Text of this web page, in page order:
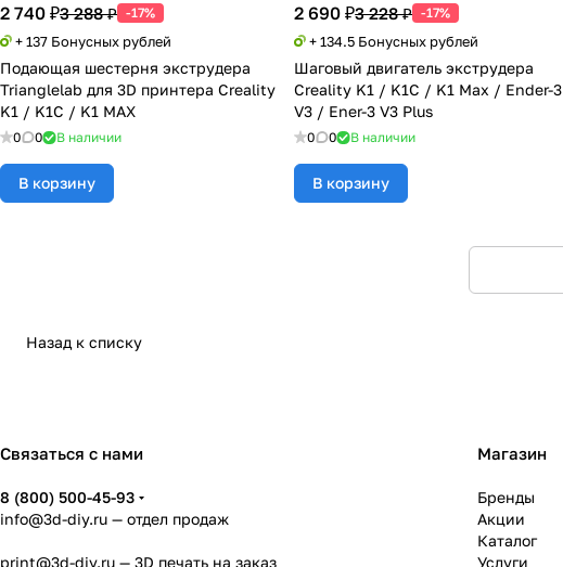
2 740 ₽3 288 ₽ -17%
+ 137 Бонусных рублей
Подающая шестерня экструдера
Trianglelab для 3D принтера Creality
K1 / K1C / K1 MAX
0 0 В наличии
В корзину
2 690 ₽3 228 ₽ -17%
+ 134.5 Бонусных рублей
Шаговый двигатель экструдера
Creality K1 / K1C / K1 Max / Ender-3
V3 / Ener-3 V3 Plus
0 0 В наличии
В корзину
Назад к списку
Связаться с нами
8 (800) 500-45-93
info@3d-diy.ru — отдел продаж
print@3d-diy.ru — 3D печать на заказ
Магазин
Бренды
Акции
Каталог
Услуги